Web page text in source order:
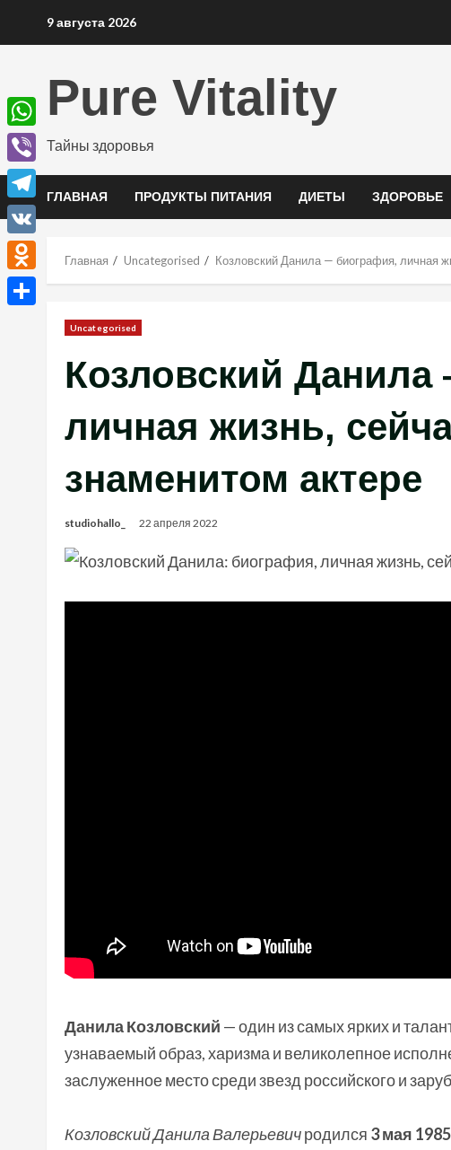
9 августа 2026
Pure Vitality
Тайны здоровья
ГЛАВНАЯ ПРОДУКТЫ ПИТАНИЯ ДИЕТЫ ЗДОРОВЬЕ
Главная Uncategorised Козловский Данила — биография, личная
Uncategorised
Козловский
личная жизнь,
знаменитом актере
studiohallo_ 22 апреля 2022
Данила Козловский — один из самых ярких и
узнаваемый образ, харизма и великолепное
заслуженное место среди звезд российского и
Козловский Данила Валерьевичродился 3 мая
WhatsApp
Viber
Telegram
VK
Odnoklassniki
Отправить